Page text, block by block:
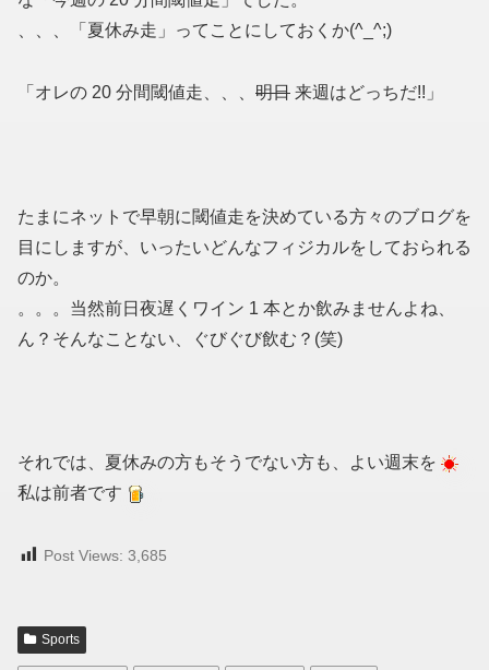
、、、「夏休み走」ってことにしておくか(^_^;)
「オレの 20 分間閾値走、、、 明日 来週はどっちだ!!」
たまにネットで早朝に閾値走を決めている方々のブログを
目にしますが、いったいどんなフィジカルをしておられる
のか。
。。。当然前日夜遅くワイン 1 本とか飲みませんよね、
ん？そんなことない、ぐびぐび飲む？(笑)
それでは、夏休みの方もそうでない方も、よい週末を
私は前者です
Post Views: 3,685
Sports